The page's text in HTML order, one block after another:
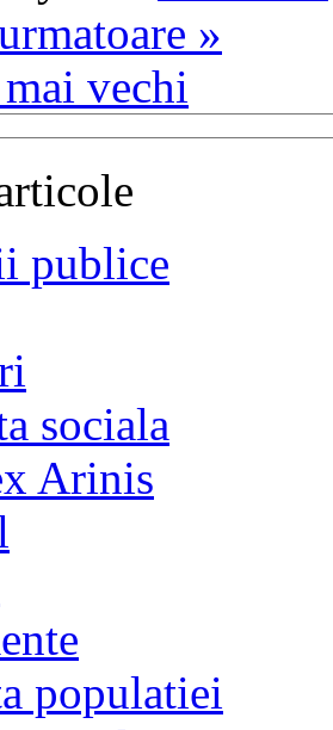
»
vechi
publice
sociala
Arinis
populatiei